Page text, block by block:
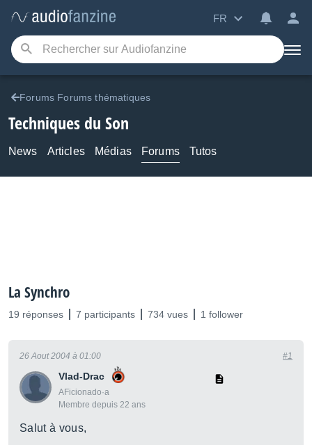
FR
Forums Forums thématiques
Techniques du Son
News Articles Médias Forums Tutos
La Synchro
19 réponses 7 participants 734 vues 1 follower
Vlad-Drac
AFicionado·a
Membre depuis 22 ans
26 Aout 2004 à 01:00 #1
Salut à vous,